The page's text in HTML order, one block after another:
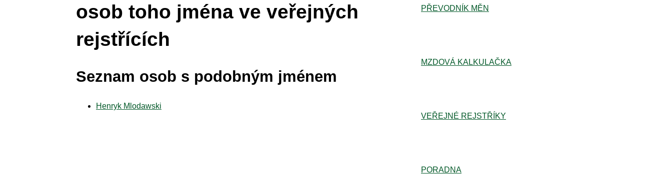
osob toho jména ve veřejných
rejstřících
Seznam osob s podobným jménem
Henryk Mlodawski
PŘEVODNÍK MĚN
MZDOVÁ KALKULAČKA
VEŘEJNÉ REJSTŘÍKY
PORADNA